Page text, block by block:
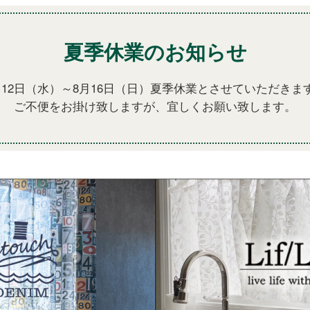
夏季休業のお知らせ
日（水）～8月16日（日）夏季休業とさせていただきま
ご不便をお掛け致しますが、宜しくお願い致します。